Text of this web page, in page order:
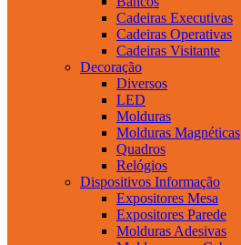
Cadeiras Executivas
Cadeiras Operativas
Cadeiras Visitante
Decoração
Diversos
LED
Molduras
Molduras Magnéticas
Quadros
Relógios
Dispositivos Informação
Expositores Mesa
Expositores Parede
Molduras Adesivas